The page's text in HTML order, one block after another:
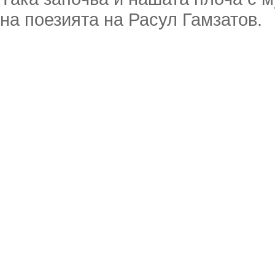
на поезията на Расул Гамзатов.